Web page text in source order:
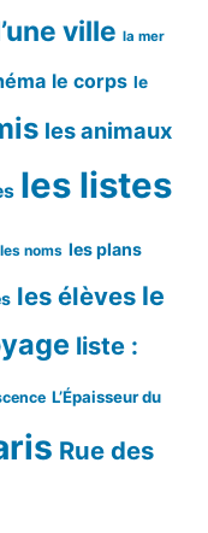
ville la mer
le corps le
les animaux
les listes
les noms les plans
les élèves le
liste :
L’Épaisseur du
Rue des